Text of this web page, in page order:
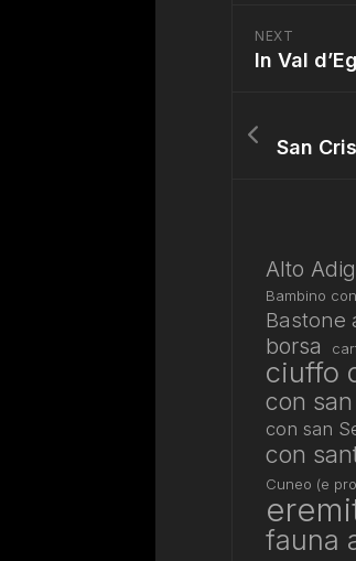
NEXT
Alto
Bambino
Bastone
borsa
ciuffo
con
con san
con
Cuneo (e
fauna